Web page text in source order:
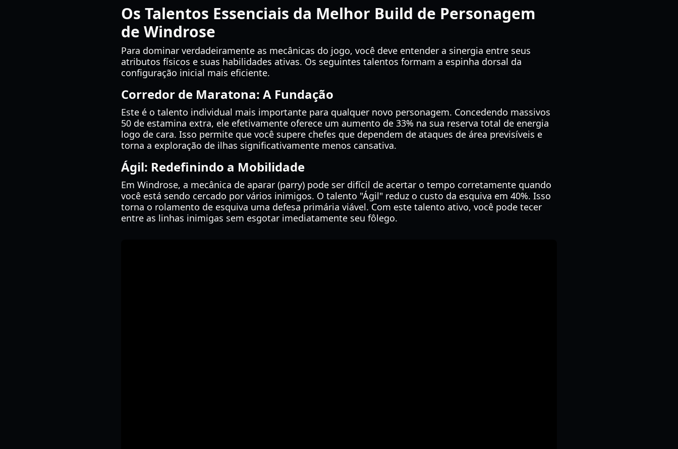
Os Talentos Essenciais da Melhor Build de Personagem
de Windrose
Para dominar verdadeiramente as mecânicas do jogo, você deve entender a sinergia entre seus
atributos físicos e suas habilidades ativas. Os seguintes talentos formam a espinha dorsal da
configuração inicial mais eficiente.
Corredor de Maratona: A Fundação
Este é o talento individual mais importante para qualquer novo personagem. Concedendo massivos
50 de estamina extra, ele efetivamente oferece um aumento de 33% na sua reserva total de energia
logo de cara. Isso permite que você supere chefes que dependem de ataques de área previsíveis e
torna a exploração de ilhas significativamente menos cansativa.
Ágil: Redefinindo a Mobilidade
Em Windrose, a mecânica de aparar (parry) pode ser difícil de acertar o tempo corretamente quando
você está sendo cercado por vários inimigos. O talento "Ágil" reduz o custo da esquiva em 40%. Isso
torna o rolamento de esquiva uma defesa primária viável. Com este talento ativo, você pode tecer
entre as linhas inimigas sem esgotar imediatamente seu fôlego.